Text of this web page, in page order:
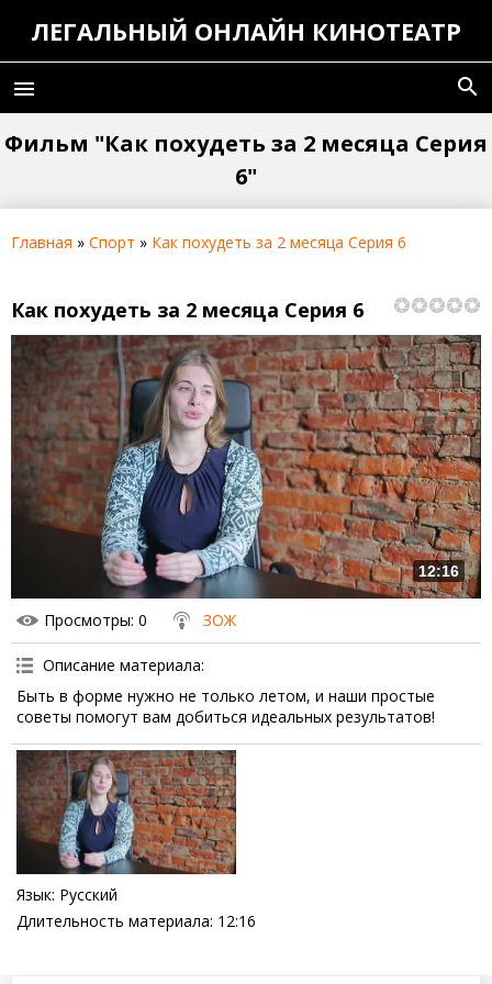
ЛЕГАЛЬНЫЙ ОНЛАЙН КИНОТЕАТР
menu search
Фильм "Как похудеть за 2 месяца Серия
6"
Главная » Спорт » Как похудеть за 2 месяца Серия 6
Как похудеть за 2 месяца Серия 6
12:16
Просмотры: 0 ЗОЖ
Описание материала:
Быть в форме нужно не только летом, и наши простые
советы помогут вам добиться идеальных результатов!
Язык: Русский
Длительность материала: 12:16